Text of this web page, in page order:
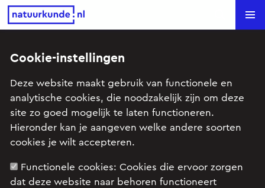
Natuurkunde.nl Search
Wat kun je met halfgeleiders?
Onderwerp: Elektrische stroom, Elektronica,
Quantumwereld
Begrippen: Elektron
Je kunt de eigenschappen van halfgeleiders
Cookie-instellingen
Deze website maakt gebruik van functionele en
analytische cookies, die noodzakelijk zijn om deze
site zo goed mogelijk te laten functioneren.
Hieronder kan je aangeven welke andere soorten
cookies je wilt accepteren.
Functionele cookies: Cookies die ervoor zorgen
dat deze website naar behoren functioneert